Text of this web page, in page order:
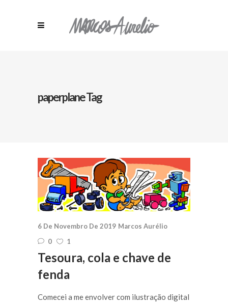
paperplane Tag
6 De Novembro De 2019 Marcos Aurélio
0
1
Tesoura, cola e chave de
fenda
Comecei a me envolver com ilustração digital